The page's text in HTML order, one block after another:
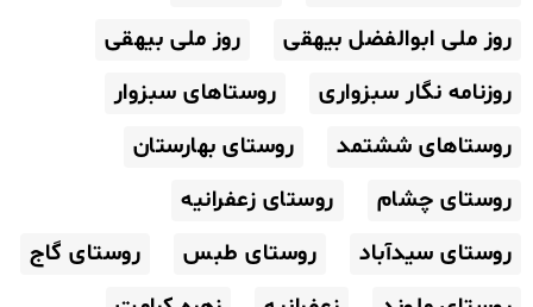
روز ملی ابوالفضل بیهقی
روز ملی بیهقی
روزنامه نگار سبزواری
روستاهای سبزوار
روستاهای ششتمد
روستای بهارستان
روستای چشام
روستای زعفرانیه
روستای سیدآباد
روستای طبس
روستای گاج